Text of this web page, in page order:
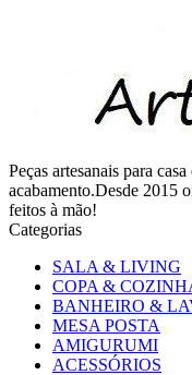
Peças artesanais para
acabamento.Desde 2015
feitos à mão!
Categorias
SALA & LIVING
COPA &
BANHEIRO &
MESA POSTA
AMIGURUMI
ACESSÓRIOS